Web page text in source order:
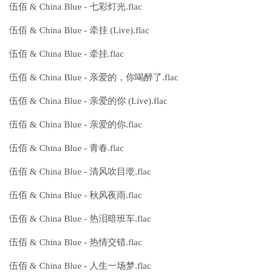
伍佰 & China Blue - 七彩灯光.flac
伍佰 & China Blue - 牵挂 (Live).flac
伍佰 & China Blue - 牵挂.flac
伍佰 & China Blue - 亲爱的，你喝醉了.flac
伍佰 & China Blue - 亲爱的你 (Live).flac
伍佰 & China Blue - 亲爱的你.flac
伍佰 & China Blue - 青春.flac
伍佰 & China Blue - 清风吹目墘.flac
伍佰 & China Blue - 秋风夜雨.flac
伍佰 & China Blue - 热泪暗班车.flac
伍佰 & China Blue - 热情交错.flac
伍佰 & China Blue - 人生一场梦.flac